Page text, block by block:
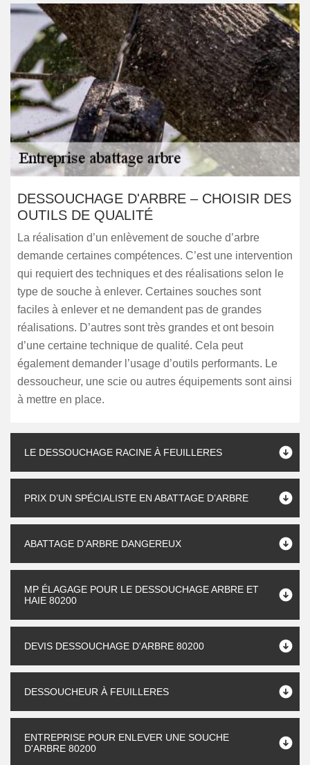
DESSOUCHAGE D'ARBRE – CHOISIR DES
OUTILS DE QUALITÉ
La réalisation d’un enlèvement de souche d’arbre
demande certaines compétences. C’est une intervention
qui requiert des techniques et des réalisations selon le
type de souche à enlever. Certaines souches sont
faciles à enlever et ne demandent pas de grandes
réalisations. D’autres sont très grandes et ont besoin
d’une certaine technique de qualité. Cela peut
également demander l’usage d’outils performants. Le
dessoucheur, une scie ou autres équipements sont ainsi
à mettre en place.
LE DESSOUCHAGE RACINE À FEUILLERES
PRIX D’UN SPÉCIALISTE EN ABATTAGE D’ARBRE
ABATTAGE D’ARBRE DANGEREUX
MP ÉLAGAGE POUR LE DESSOUCHAGE ARBRE ET
HAIE 80200
DEVIS DESSOUCHAGE D'ARBRE 80200
DESSOUCHEUR À FEUILLERES
ENTREPRISE POUR ENLEVER UNE SOUCHE
D'ARBRE 80200